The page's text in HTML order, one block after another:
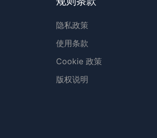
隐私政策
使用条款
Cookie 政策
版权说明